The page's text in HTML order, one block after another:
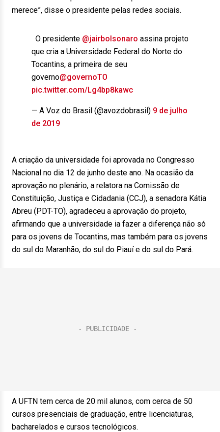
merece”, disse o presidente pelas redes sociais.
‍ ‍ O presidente @jairbolsonaro assina projeto
que cria a Universidade Federal do Norte do
Tocantins, a primeira de seu
governo@governoTO
pic.twitter.com/Lg4bp8kawc
— A Voz do Brasil (@avozdobrasil) 9 de julho
de 2019
A criação da universidade foi aprovada no Congresso
Nacional no dia 12 de junho deste ano. Na ocasião da
aprovação no plenário, a relatora na Comissão de
Constituição, Justiça e Cidadania (CCJ), a senadora Kátia
Abreu (PDT-TO), agradeceu a aprovação do projeto,
afirmando que a universidade ia fazer a diferença não só
para os jovens de Tocantins, mas também para os jovens
do sul do Maranhão, do sul do Piauí e do sul do Pará.
A UFTN tem cerca de 20 mil alunos, com cerca de 50
cursos presenciais de graduação, entre licenciaturas,
bacharelados e cursos tecnológicos.